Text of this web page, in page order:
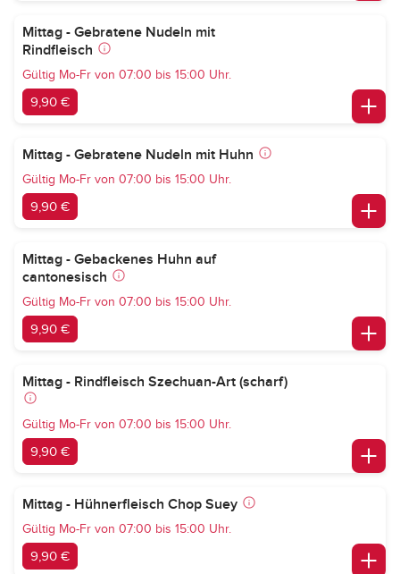
Mittag - Gebratene Nudeln mit
Rindfleisch
Gültig Mo-Fr von 07:00 bis 15:00 Uhr.
9,90 €
Mittag - Gebratene Nudeln mit Huhn
Gültig Mo-Fr von 07:00 bis 15:00 Uhr.
9,90 €
Mittag - Gebackenes Huhn auf
cantonesisch
Gültig Mo-Fr von 07:00 bis 15:00 Uhr.
9,90 €
Mittag - Rindfleisch Szechuan-Art (scharf)
Gültig Mo-Fr von 07:00 bis 15:00 Uhr.
9,90 €
Mittag - Hühnerfleisch Chop Suey
Gültig Mo-Fr von 07:00 bis 15:00 Uhr.
9,90 €